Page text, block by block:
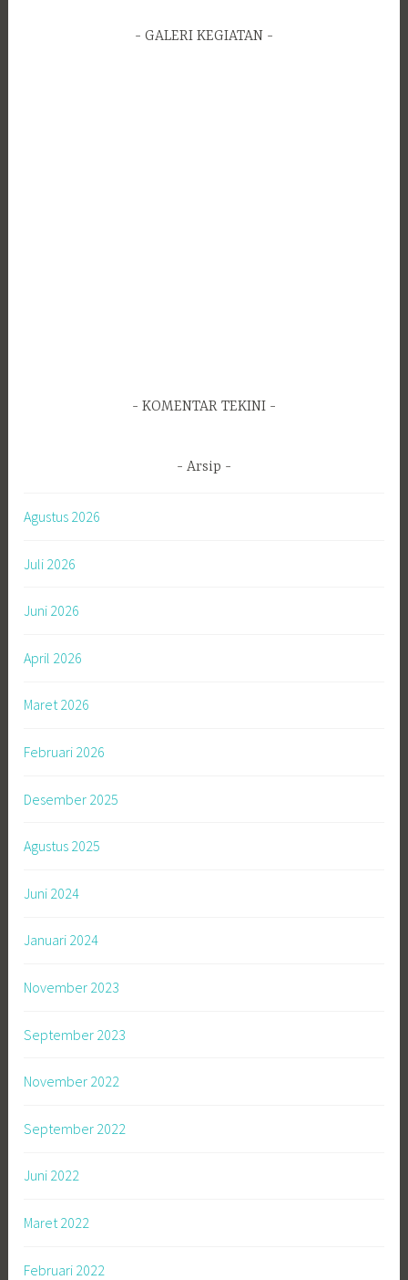
GALERI KEGIATAN
KOMENTAR TEKINI
Arsip
Agustus 2026
Juli 2026
Juni 2026
April 2026
Maret 2026
Februari 2026
Desember 2025
Agustus 2025
Juni 2024
Januari 2024
November 2023
September 2023
November 2022
September 2022
Juni 2022
Maret 2022
Februari 2022